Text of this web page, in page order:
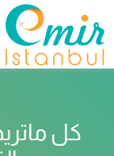
to
content
كل